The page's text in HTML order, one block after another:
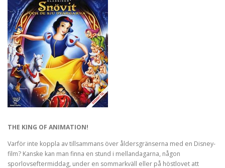
THE KING OF ANIMATION!
Varför inte koppla av tillsammans över åldersgränserna med en Disney-
film? Kanske kan man finna en stund i mellandagarna, någon
sporlovseftermiddag, under en sommarkväll eller på höstlovet att